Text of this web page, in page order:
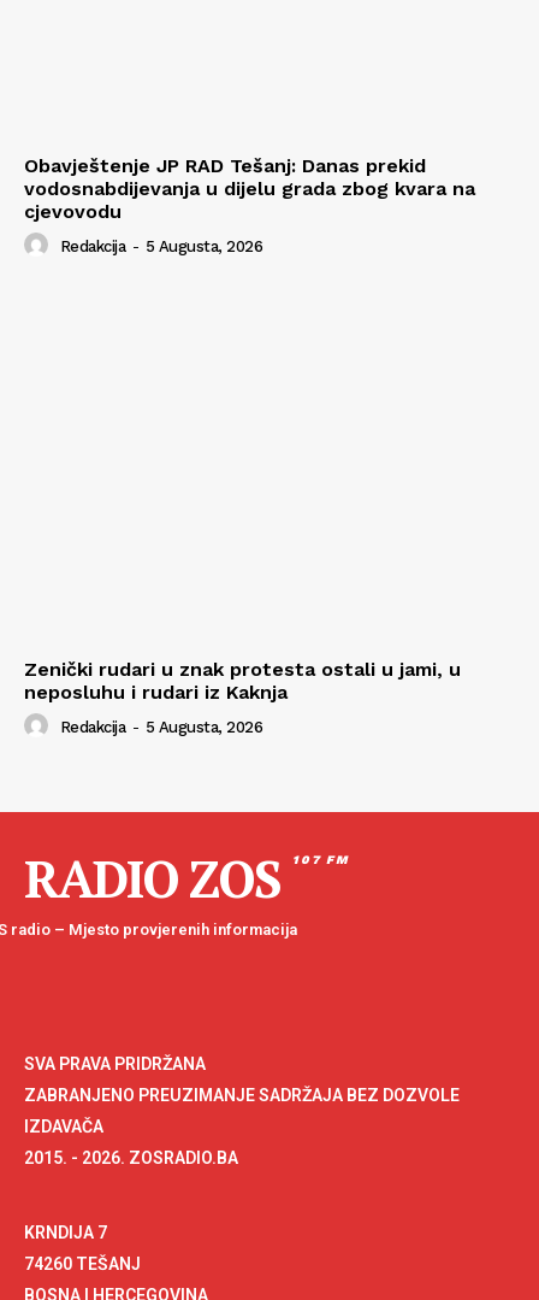
Obavještenje JP RAD Tešanj: Danas prekid
vodosnabdijevanja u dijelu grada zbog kvara na
cjevovodu
Redakcija - 5 Augusta, 2026
Zenički rudari u znak protesta ostali u jami, u
neposluhu i rudari iz Kaknja
Redakcija - 5 Augusta, 2026
RADIO ZOS 107 FM
radio – Mjesto provjerenih informacija
SVA PRAVA PRIDRŽANA
ZABRANJENO PREUZIMANJE SADRŽAJA BEZ DOZVOLE
IZDAVAČA
2015. - 2026. ZOSRADIO.BA
KRNDIJA 7
74260 TEŠANJ
BOSNA I HERCEGOVINA